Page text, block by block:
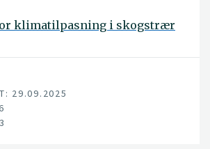
klimatilpasning i skogstrær
29.09.2025